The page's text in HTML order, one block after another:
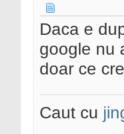
Daca e
google nu
doar ce
Caut cu